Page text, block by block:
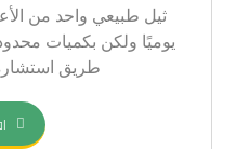
ثيل طبيعي واحد من
يوميًا ولكن بكميات
طريق